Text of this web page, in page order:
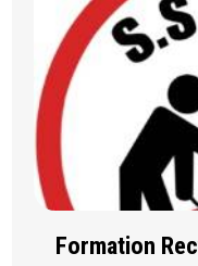
Formation